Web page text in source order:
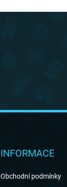
INFORMACE
Obchodní podmínky